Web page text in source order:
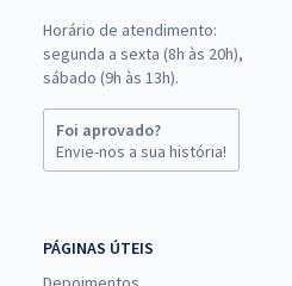
Horário de atendimento:
segunda a sexta (8h às 20h),
sábado (9h às 13h).
Foi aprovado?
Envie-nos a sua história!
PÁGINAS ÚTEIS